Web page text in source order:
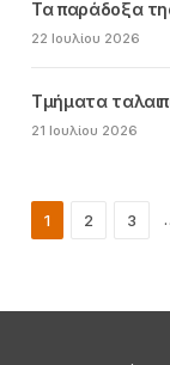
Τα παράδοξα
22 Ιουλίου 2026
Τμήματα
21 Ιουλίου 2026
1 2 3